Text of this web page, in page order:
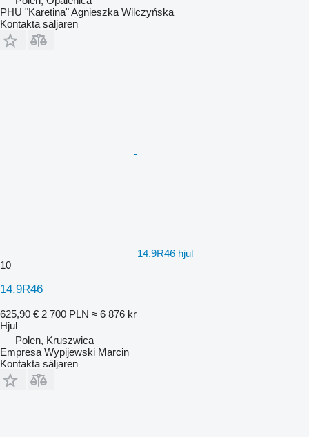
PHU "Karetina" Agnieszka Wilczyńska
Kontakta säljaren
14.9R46 hjul
10
14.9R46
625,90 € 2 700 PLN ≈ 6 876 kr
Hjul
Polen, Kruszwica
Empresa Wypijewski Marcin
Kontakta säljaren